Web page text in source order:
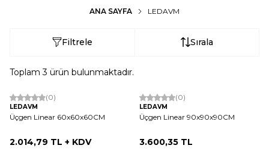
ANA SAYFA LEDAVM
Filtrele Sırala
Toplam3 ürün bulunmaktadır.
(0)
LEDAVM
Üçgen Linear 60x60x60CM
2.014,79 TL + KDV
(0)
LEDAVM
Üçgen Linear 90x90x90CM
3.600,35 TL